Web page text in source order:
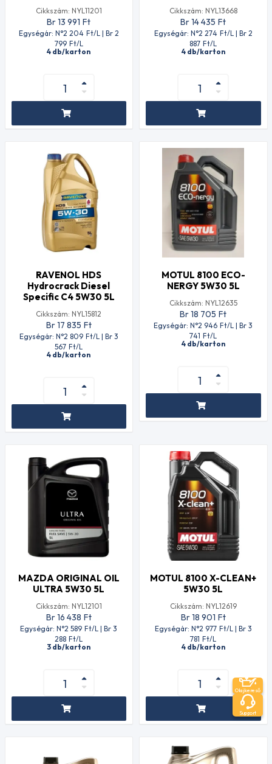
Cikkszám: NYL11201
Br 13 991 Ft
Egységár: N°2 204 Ft/L | Br 2
799 Ft/L
4 db/karton
Cikkszám: NYL13668
Br 14 435 Ft
Egységár: N°2 274 Ft/L | Br 2
887 Ft/L
4 db/karton
RAVENOL HDS
Hydrocrack Diesel
Specific C4 5W30 5L
Cikkszám: NYL15812
Br 17 835 Ft
Egységár: N°2 809 Ft/L | Br 3
567 Ft/L
4 db/karton
MOTUL 8100 ECO-
NERGY 5W30 5L
Cikkszám: NYL12635
Br 18 705 Ft
Egységár: N°2 946 Ft/L | Br 3
741 Ft/L
4 db/karton
MAZDA ORIGINAL OIL
ULTRA 5W30 5L
Cikkszám: NYL12101
Br 16 438 Ft
Egységár: N°2 589 Ft/L | Br 3
288 Ft/L
3 db/karton
MOTUL 8100 X-CLEAN+
5W30 5L
Cikkszám: NYL12619
Br 18 901 Ft
Egységár: N°2 977 Ft/L | Br 3
781 Ft/L
4 db/karton
Olajkereső
Support